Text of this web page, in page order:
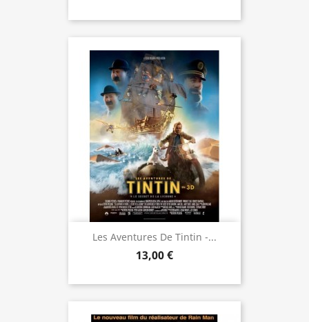
Les Aventures De Tintin -...
13,00 €